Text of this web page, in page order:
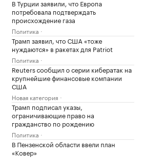
В Турции заявили, что Европа
потребовала подтверждать
происхождение газа
Политика
Трамп заявил, что США «тоже
нуждаются» в ракетах для Patriot
Политика
Reuters сообщил о серии кибератак на
крупнейшие финансовые компании
США
Новая категория
Трамп подписал указы,
ограничивающие право на
гражданство по рождению
Политика
В Пензенской области ввели план
«Ковер»